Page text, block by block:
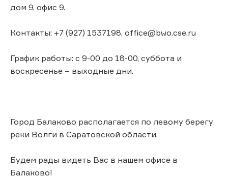
дом 9, офис 9.
Контакты: +7 (927) 1537198, office@bwo.cse.ru
График работы: с 9-00 до 18-00, суббота и
воскресенье – выходные дни.
Город Балаково располагается по левому берегу
реки Волги в Саратовской области.
Будем рады видеть Вас в нашем офисе в
Балаково!